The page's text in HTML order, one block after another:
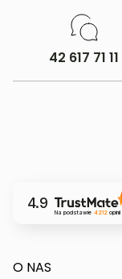
42 617 71 11
4.9
Na podstawie 4212opinii
O NAS